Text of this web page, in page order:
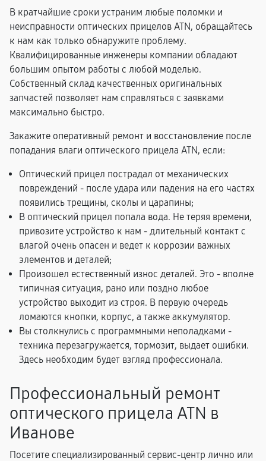
В кратчайшие сроки устраним любые поломки и
неисправности оптических прицелов ATN, обращайтесь
к нам как только обнаружите проблему.
Квалифицированные инженеры компании обладают
большим опытом работы с любой моделью.
Собственный склад качественных оригинальных
запчастей позволяет нам справляться с заявками
максимально быстро.
Закажите оперативный ремонт и восстановление после
попадания влаги оптического прицела ATN, если:
Оптический прицел пострадал от механических
повреждений - после удара или падения на его частях
появились трещины, сколы и царапины;
В оптический прицел попала вода. Не теряя времени,
привозите устройство к нам - длительный контакт с
влагой очень опасен и ведет к коррозии важных
элементов и деталей;
Произошел естественный износ деталей. Это - вполне
типичная ситуация, рано или поздно любое
устройство выходит из строя. В первую очередь
ломаются кнопки, корпус, а также аккумулятор.
Вы столкнулись с программными неполадками -
техника перезагружается, тормозит, выдает ошибки.
Здесь необходим будет взгляд профессионала.
Профессиональный ремонт
оптического прицела ATN в
Иванове
Посетите специализированный сервис-центр лично или